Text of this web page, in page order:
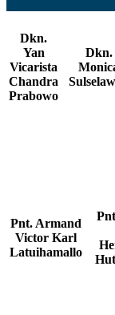
Dkn.
Yan
Vicarista
Chandra
Prabowo
Dkn.
Pnt. Armand
Victor Karl
Latuihamallo